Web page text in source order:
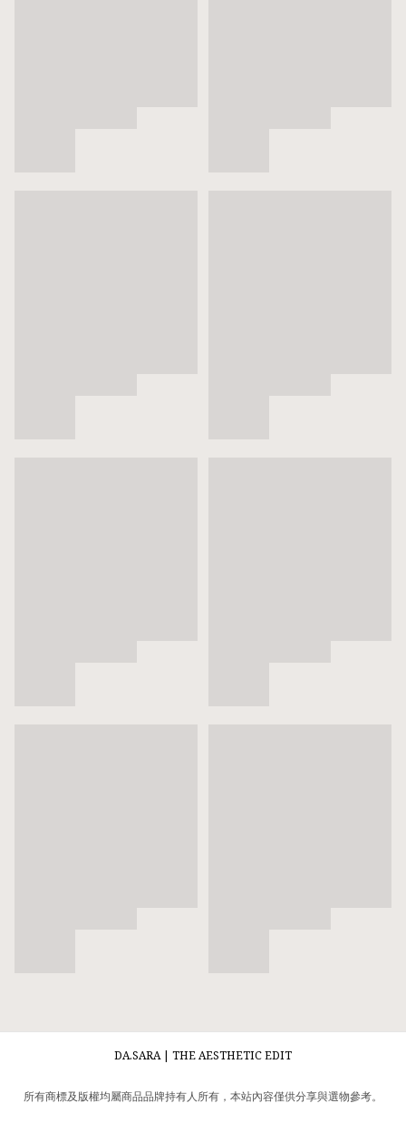
DA.SARA | THE AESTHETIC EDIT
所有商標及版權均屬商品品牌持有人所有，本站內容僅供分享與選物參考。